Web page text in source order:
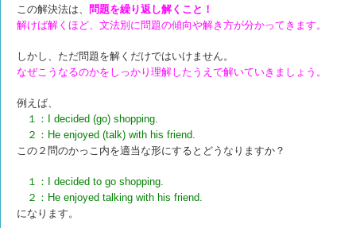
この解決法は、
問題を繰り返し解くこと！
解けば解くほど、文法別に問題の傾向や解き方が分かってきます。
しかし、ただ問題を解くだけではいけません。
なぜこうなるのかをしっかり理解したうえで解いていきましょう。
例えば、
１：I decided (go) shopping.
２：He enjoyed (talk) with his friend.
この２問のかっこ内を適当な形にするとどうなりますか？
１：I decided to go shopping.
２：He enjoyed talking with his friend.
になります。